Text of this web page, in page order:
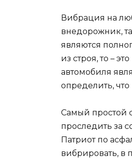
Вибрация на
внедорожник,
являются
из строя, то –
автомобиля
определить,
Самый простой
проследить за
Патриот по
вибрировать, в